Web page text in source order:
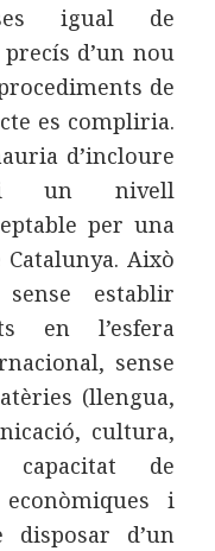
igual de
d’un nou
de
es compliria.
d’incloure
i un nivell
per una
Això
establir
en l’esfera
sense
(llengua,
cultura,
capacitat de
i
disposar d’un